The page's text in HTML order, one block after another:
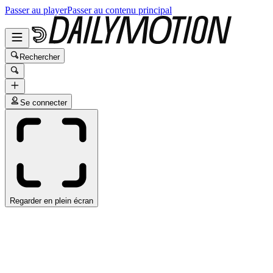
Passer au playerPasser au contenu principal
Rechercher
Se connecter
Regarder en plein écran